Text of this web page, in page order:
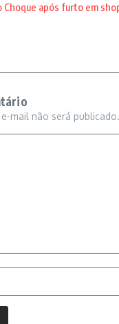
Choque após furto em
mail não será publicado.